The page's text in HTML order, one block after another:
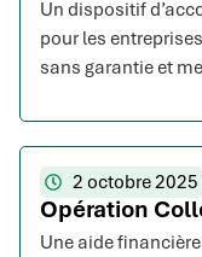
Un dispositif
pour les
sans garantie et
2 octobre 2025
Opération
Une aide